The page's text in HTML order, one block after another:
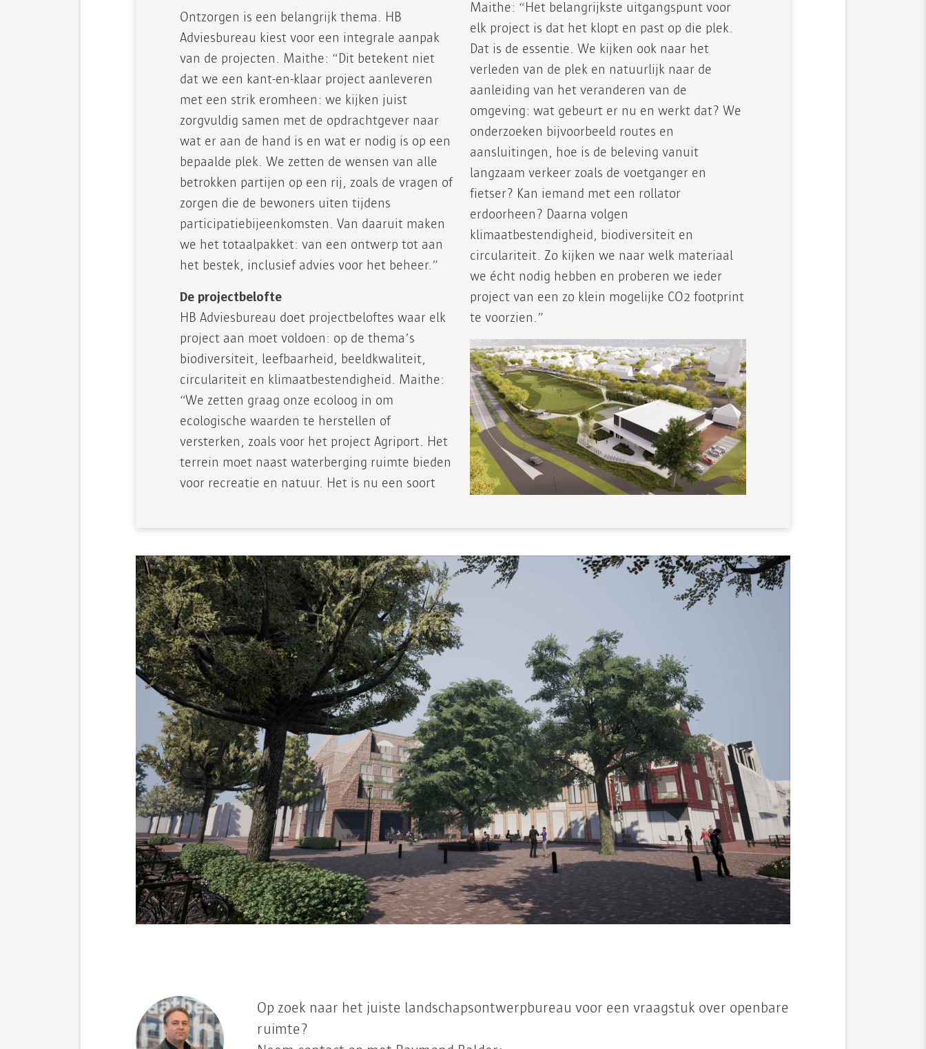
Ontzorgen is een belangrijk thema. HB
Adviesbureau kiest voor een integrale aanpak
van de projecten. Maithe: “Dit betekent niet
dat we een kant-en-klaar project aanleveren
met een strik eromheen: we kijken juist
zorgvuldig samen met de opdrachtgever naar
wat er aan de hand is en wat er nodig is op een
bepaalde plek. We zetten de wensen van alle
betrokken partijen op een rij, zoals de vragen of
zorgen die de bewoners uiten tijdens
participatiebijeenkomsten. Van daaruit maken
we het totaalpakket: van een ontwerp tot aan
het bestek, inclusief advies voor het beheer.”
De projectbelofte
HB Adviesbureau doet projectbeloftes waar elk
project aan moet voldoen: op de thema’s
biodiversiteit, leefbaarheid, beeldkwaliteit,
circulariteit en klimaatbestendigheid. Maithe:
“We zetten graag onze ecoloog in om
ecologische waarden te herstellen of
versterken, zoals voor het project Agriport. Het
terrein moet naast waterberging ruimte bieden
voor recreatie en natuur. Het is nu een soort
Maithe: “Het belangrijkste uitgangspunt voor
elk project is dat het klopt en past op die plek.
Dat is de essentie. We kijken ook naar het
verleden van de plek en natuurlijk naar de
aanleiding van het veranderen van de
omgeving: wat gebeurt er nu en werkt dat? We
onderzoeken bijvoorbeeld routes en
aansluitingen, hoe is de beleving vanuit
langzaam verkeer zoals de voetganger en
fietser? Kan iemand met een rollator
erdoorheen? Daarna volgen
klimaatbestendigheid, biodiversiteit en
circulariteit. Zo kijken we naar welk materiaal
we écht nodig hebben en proberen we ieder
project van een zo klein mogelijke CO2 footprint
te voorzien.”
Op zoek naar het juiste landschapsontwerpbureau voor een vraagstuk over openbare
ruimte?